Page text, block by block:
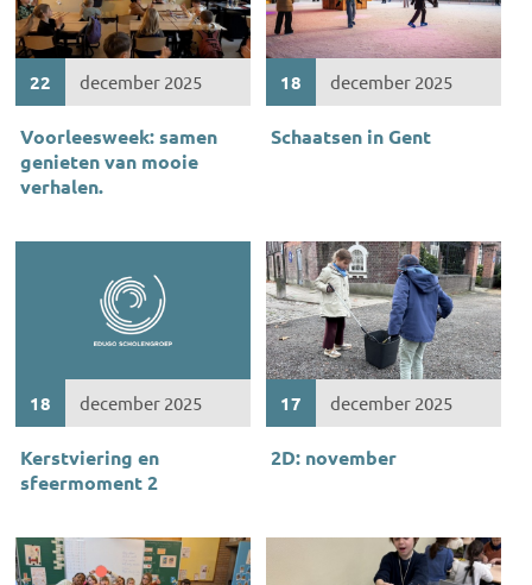
22 december 2025
Voorleesweek: samen
genieten van mooie
verhalen.
18 december 2025
Schaatsen in Gent
18 december 2025
Kerstviering en
sfeermoment 2
17 december 2025
2D: november